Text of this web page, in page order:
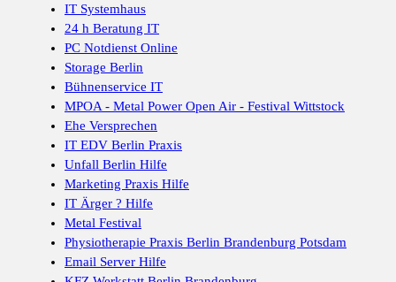
IT Systemhaus
24 h Beratung IT
PC Notdienst Online
Storage Berlin
Bühnenservice IT
MPOA - Metal Power Open Air - Festival Wittstock
Ehe Versprechen
IT EDV Berlin Praxis
Unfall Berlin Hilfe
Marketing Praxis Hilfe
IT Ärger ? Hilfe
Metal Festival
Physiotherapie Praxis Berlin Brandenburg Potsdam
Email Server Hilfe